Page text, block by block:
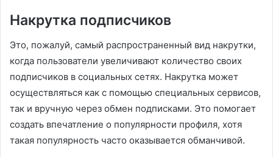
Накрутка подписчиков
Это, пожалуй, самый распространенный вид накрутки,
когда пользователи увеличивают количество своих
подписчиков в социальных сетях. Накрутка может
осуществляться как с помощью специальных сервисов,
так и вручную через обмен подписками. Это помогает
создать впечатление о популярности профиля, хотя
такая популярность часто оказывается обманчивой.